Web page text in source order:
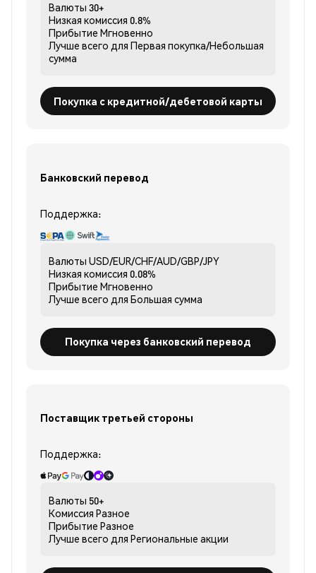
Валюты 30+
Низкая комиссия 0.8%
Прибытие Мгновенно
Лучше всего для Первая покупка/Небольшая
сумма
Покупка с кредитной/дебетовой карты
Банковский перевод
Поддержка:
Валюты USD/EUR/CHF/AUD/GBP/JPY
Низкая комиссия 0.08%
Прибытие Мгновенно
Лучше всего для Большая сумма
Покупка через банковский перевод
Поставщик третьей стороны
Поддержка:
Валюты 50+
Комиссия Разное
Прибытие Разное
Лучше всего для Региональные акции